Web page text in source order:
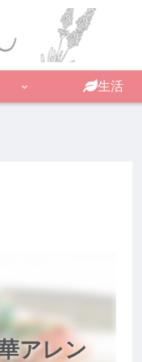
生活
アレン